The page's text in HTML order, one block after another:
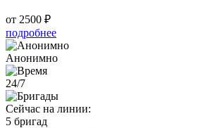
от 2500 ₽
подробнее
Анонимно
24/7
Сейчас на линии:
5 бригад